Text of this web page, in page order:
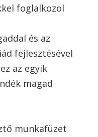
foglalkozol
és az
fejlesztésével
az egyik
magad
munkafüzet